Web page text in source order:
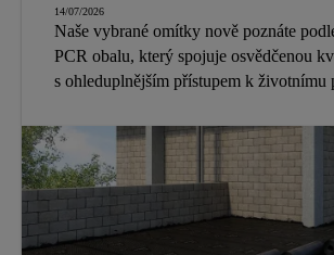
14/07/2026
Naše vybrané omítky nově poznáte
PCR obalu, který spojuje osvědčenou
s ohleduplnějším přístupem k životnímu